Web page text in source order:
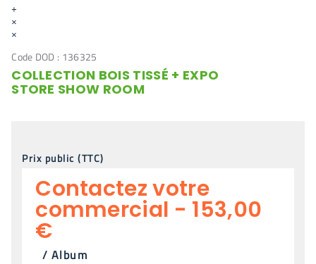
+
×
×
Code DOD : 136325
COLLECTION BOIS TISSÉ + EXPO
STORE SHOW ROOM
Prix public (TTC)
Contactez votre
commercial - 153,00
€
/ Album